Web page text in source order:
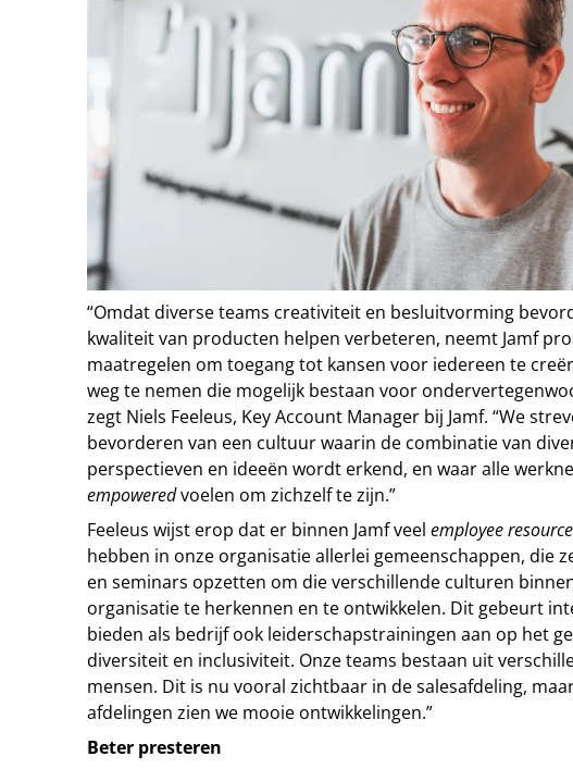
“Omdat diverse teams creativiteit en besluitvorming
kwaliteit van producten helpen verbeteren, neemt Jamf
maatregelen om toegang tot kansen voor iedereen te
weg te nemen die mogelijk bestaan voor
zegt Niels Feeleus, Key Account Manager bij Jamf. “We
bevorderen van een cultuur waarin de combinatie van
perspectieven en ideeën wordt erkend, en waar alle
empoweredvoelen om zichzelf te zijn.”
Feeleus wijst erop dat er binnen Jamf veel employee
hebben in onze organisatie allerlei gemeenschappen, die
en seminars opzetten om die verschillende culturen
organisatie te herkennen en te ontwikkelen. Dit gebeurt
bieden als bedrijf ook leiderschapstrainingen aan op het
diversiteit en inclusiviteit. Onze teams bestaan uit
mensen. Dit is nu vooral zichtbaar in de salesafdeling,
afdelingen zien we mooie ontwikkelingen.”
Beter presteren